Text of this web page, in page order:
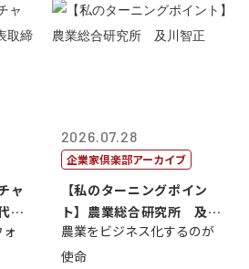
ャ
表
2026.07.28
企業家倶楽部アーカイブ
【私のターニングポイン
ト】農業総合研究所 及川
智正
農業をビジネス化するのが
使命